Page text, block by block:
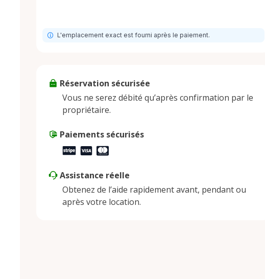
L'emplacement exact est fourni après le paiement.
Réservation sécurisée
Vous ne serez débité qu’après confirmation par le
propriétaire.
Paiements sécurisés
Assistance réelle
Obtenez de l’aide rapidement avant, pendant ou
après votre location.